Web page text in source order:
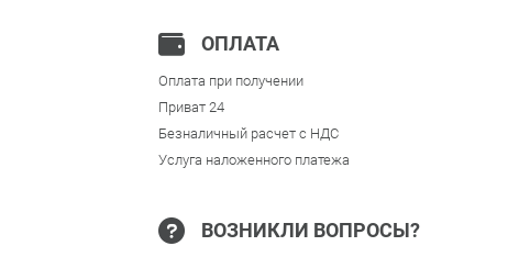
ОПЛАТА
Оплата при получении
Приват 24
Безналичный расчет с НДС
Услуга наложенного платежа
ВОЗНИКЛИ ВОПРОСЫ?